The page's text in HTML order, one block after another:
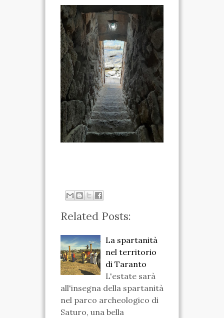
Related Posts:
La spartanità
nel territorio
di Taranto
L'estate sarà
all'insegna della spartanità
nel parco archeologico di
Saturo, una bella